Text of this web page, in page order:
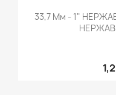
33,7 Мм - 1"